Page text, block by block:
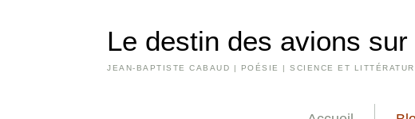
Le destin des avions
JEAN-BAPTISTE CABAUD | POÉSIE | SCIENCE ET